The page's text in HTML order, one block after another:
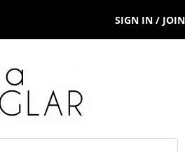
SIGN IN / JOIN